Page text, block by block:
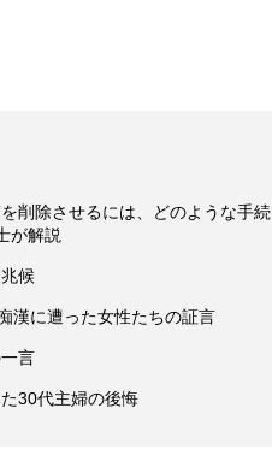
削除させるには、どのような手続
が解説
候
漢に遭った女性たちの証言
言
30代主婦の後悔